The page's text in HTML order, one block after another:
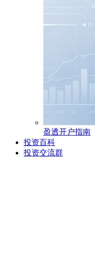
盈透开户指南
投资百科
投资交流群